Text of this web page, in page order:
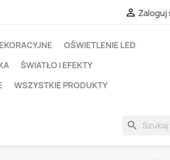
 Zaloguj
OŚWIETLENIE LED
ŚWIATŁO I EFEKTY
WSZYSTKIE PRODUKTY
search